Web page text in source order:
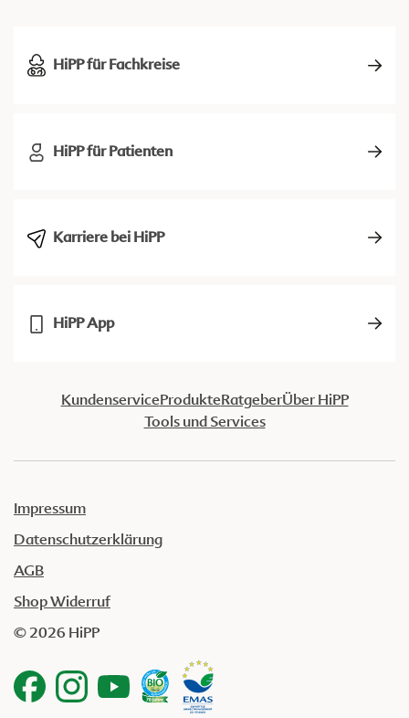
HiPP für Fachkreise
HiPP für Patienten
Karriere bei HiPP
HiPP App
KundenserviceProdukteRatgeberÜber HiPP
Tools und Services
Impressum
Datenschutzerklärung
AGB
Shop Widerruf
© 2026 HiPP